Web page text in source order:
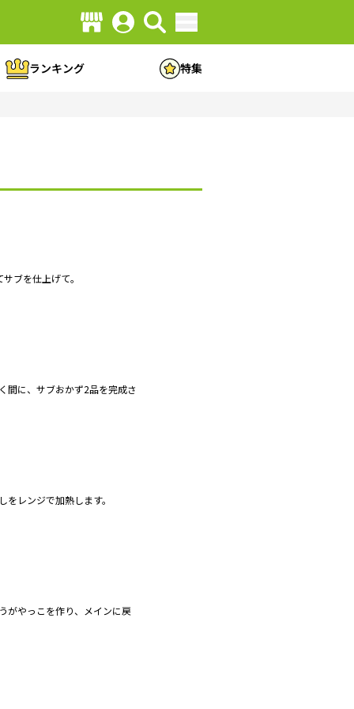
ランキング 特集
ブを仕上げて。
間に、サブおかず2品を完成さ
レンジで加熱します。
がやっこを作り、メインに戻